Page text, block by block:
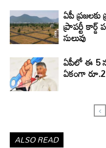
ఏపీ
ప్రాపర్టీ
సులువు
ఏపీలో ఈ 5
ఏకంగా
ALSO READ